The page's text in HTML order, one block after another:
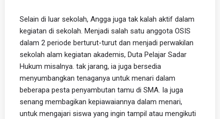
Selain di luar sekolah, Angga juga tak kalah aktif dalam
kegiatan di sekolah. Menjadi salah satu anggota OSIS
dalam 2 periode berturut-turut dan menjadi perwakilan
sekolah alam kegiatan akademis, Duta Pelajar Sadar
Hukum misalnya. tak jarang, ia juga bersedia
menyumbangkan tenaganya untuk menari dalam
beberapa pesta penyambutan tamu di SMA. Ia juga
senang membagikan kepiawaiannya dalam menari,
untuk mengajari siswa yang ingin tampil atau mengikuti